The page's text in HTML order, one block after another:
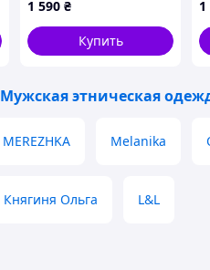
K86139P24
1 590 ₴
Купить
1
Мужская этническая
MEREZHKA Melanika
Княгиня Ольга L&L